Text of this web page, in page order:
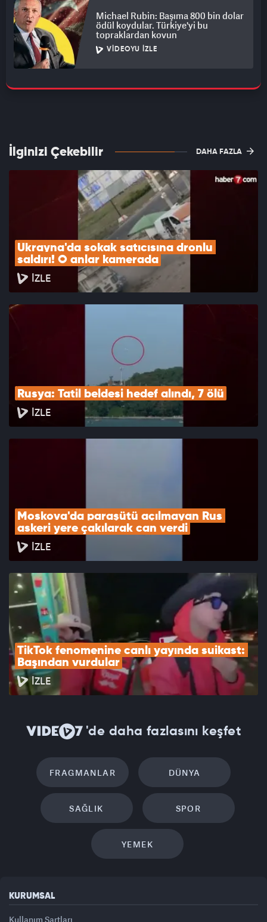
Michael Rubin: Başıma 800 bin dolar
ödül koydular. Türkiye'yi bu
topraklardan kovun
VIDEOYU İZLE
İlginizi Çekebilir DAHA FAZLA
Ukrayna'da sokak satıcısına dronlu
saldırı! O anlar kamerada
İZLE
Rusya: Tatil beldesi hedef alındı, 7 ölü
İZLE
Moskova'da paraşütü açılmayan Rus
askeri yere çakılarak can verdi
İZLE
TikTok fenomenine canlı yayında suikast:
Başından vurdular
İZLE
'de daha fazlasını keşfet
FRAGMANLAR DÜNYA
SAĞLIK SPOR
YEMEK
KURUMSAL
Kullanım Şartları